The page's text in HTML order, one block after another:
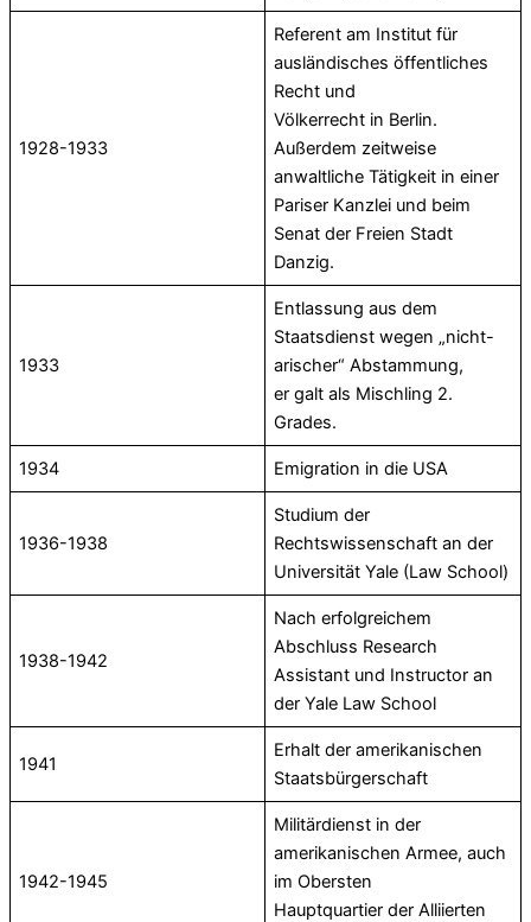
1928-1933
Referent am Institut für
ausländisches öffentliches
Recht und
Völkerrecht in Berlin.
Außerdem zeitweise
anwaltliche Tätigkeit in einer
Pariser Kanzlei und beim
Senat der Freien Stadt
Danzig.
1933
Entlassung aus dem
Staatsdienst wegen „nicht-
arischer“ Abstammung,
er galt als Mischling 2.
Grades.
1934 Emigration in die USA
1936-1938
Studium der
Rechtswissenschaft an der
Universität Yale (Law School)
1938-1942
Nach erfolgreichem
Abschluss Research
Assistant und Instructor an
der Yale Law School
1941
Erhalt der amerikanischen
Staatsbürgerschaft
1942-1945
Militärdienst in der
amerikanischen Armee, auch
im Obersten
Hauptquartier der Alliierten